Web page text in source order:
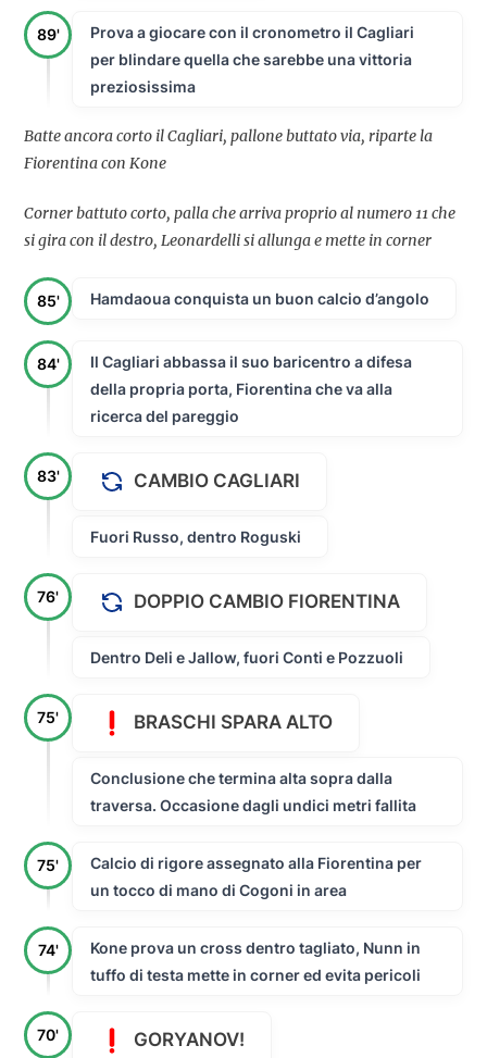
89'
Prova a giocare con il cronometro il Cagliari
per blindare quella che sarebbe una vittoria
preziosissima
Batte ancora corto il Cagliari, pallone buttato via, riparte la
Fiorentina con Kone
Corner battuto corto, palla che arriva proprio al numero 11 che
si gira con il destro, Leonardelli si allunga e mette in corner
85' Hamdaoua conquista un buon calcio d’angolo
84'
Il Cagliari abbassa il suo baricentro a difesa
della propria porta, Fiorentina che va alla
ricerca del pareggio
83' CAMBIO CAGLIARI
Fuori Russo, dentro Roguski
76' DOPPIO CAMBIO FIORENTINA
Dentro Deli e Jallow, fuori Conti e Pozzuoli
75' BRASCHI SPARA ALTO
Conclusione che termina alta sopra dalla
traversa. Occasione dagli undici metri fallita
75'
Calcio di rigore assegnato alla Fiorentina per
un tocco di mano di Cogoni in area
74'
Kone prova un cross dentro tagliato, Nunn in
tuffo di testa mette in corner ed evita pericoli
70' GORYANOV!